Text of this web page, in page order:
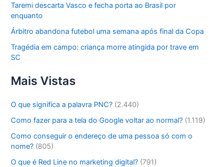
Taremi descarta Vasco e fecha porta ao Brasil por
enquanto
Árbitro abandona futebol uma semana após final da Copa
Tragédia em campo: criança morre atingida por trave em
SC
Mais Vistas
O que significa a palavra PNC? (2.440)
Como fazer para a tela do Google voltar ao normal? (1.119)
Como conseguir o endereço de uma pessoa só com o
nome? (805)
O que é Red Line no marketing digital? (791)